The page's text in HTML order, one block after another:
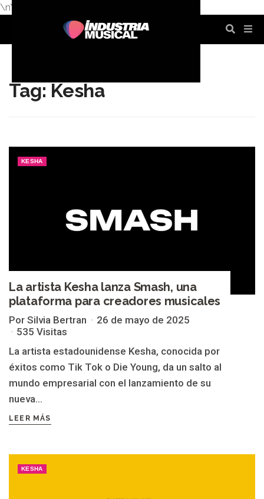
\n\n
Tag: Kesha
KESHA
La artista Kesha lanza Smash, una
plataforma para creadores musicales
Por Silvia Bertran
26 de mayo de 2025
535 Visitas
La artista estadounidense Kesha, conocida por
éxitos como Tik Tok o Die Young, da un salto al
mundo empresarial con el lanzamiento de su
nueva...
LEER MÁS
KESHA